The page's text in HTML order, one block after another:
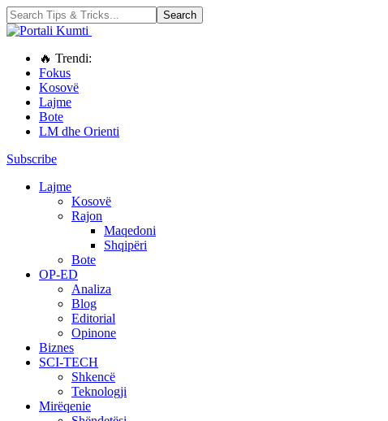
🔥 Trendi:
Fokus
Kosovë
Lajme
Bote
LM dhe Orienti
Subscribe
Lajme
Kosovë
Rajon
Maqedoni
Shqipëri
Bote
OP-ED
Analiza
Blog
Editorial
Opinone
Biznes
SCI-TECH
Shkencë
Teknologji
Mirëqenie